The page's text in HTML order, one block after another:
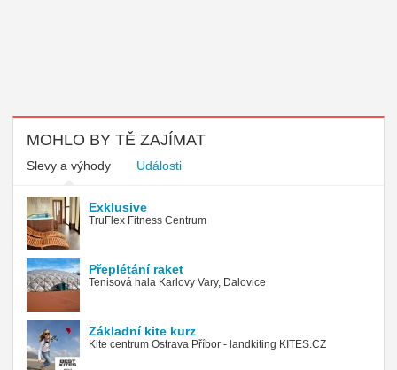
MOHLO BY TĚ ZAJÍMAT
Slevy a výhody Události
Exklusive
TruFlex Fitness Centrum
Přeplétání raket
Tenisová hala Karlovy Vary, Dalovice
Základní kite kurz
Kite centrum Ostrava Příbor - landkiting KITES.CZ